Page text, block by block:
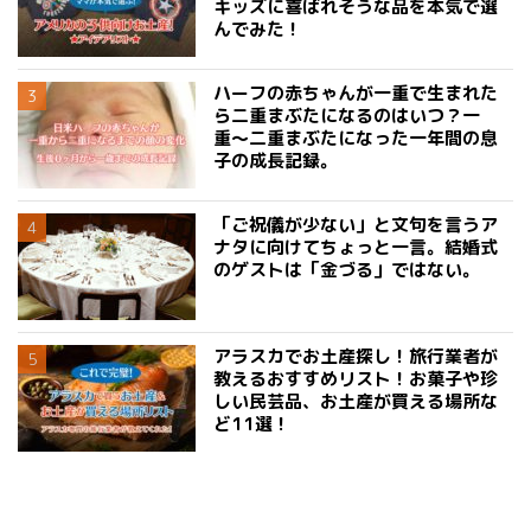
キッズに喜ばれそうな品を本気で選
んでみた！
ハーフの赤ちゃんが一重で生まれた
ら二重まぶたになるのはいつ？一
重〜二重まぶたになった一年間の息
子の成長記録。
「ご祝儀が少ない」と文句を言うア
ナタに向けてちょっと一言。結婚式
のゲストは「金づる」ではない。
アラスカでお土産探し！旅行業者が
教えるおすすめリスト！お菓子や珍
しい民芸品、お土産が買える場所な
ど11選！